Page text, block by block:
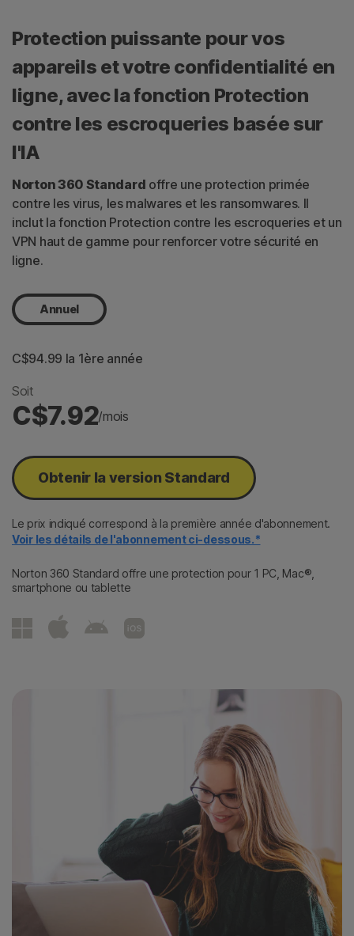
Protection puissante pour vos
appareils et votre confidentialité en
ligne, avec la fonction Protection
contre les escroqueries basée sur
l'IA
Norton 360 Standard offre une protection primée
contre les virus, les malwares et les ransomwares. Il
inclut la fonction Protection contre les escroqueries et un
VPN haut de gamme pour renforcer votre sécurité en
ligne.
Annuel
C$94.99 la 1ère année
Soit
C$7.92/mois
Obtenir la version Standard
Le prix indiqué correspond à la première année d'abonnement.
Voir les détails de l'abonnement ci-dessous.*
Norton 360 Standard offre une protection pour 1 PC, Mac®,
smartphone ou tablette